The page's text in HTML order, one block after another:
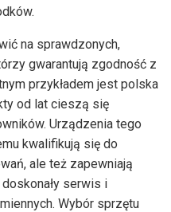
na sprawdzonych,
gwarantują zgodność z
przykładem jest polska
od lat cieszą się
Urządzenia tego
kwalifikują się do
ale też zapewniają
serwis i
Wybór sprzętu